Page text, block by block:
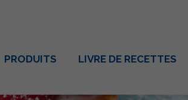
PRODUITS LIVRE DE RECETTES